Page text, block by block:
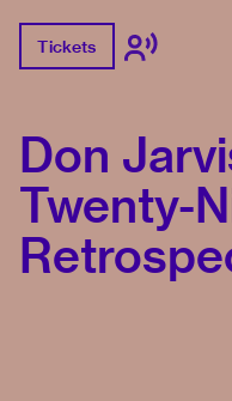
Tickets
Don
Twenty-